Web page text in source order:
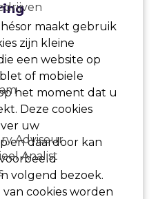
Adviseur
Analist
maakt gebruik
zijn kleine
een website op
of mobiele
het moment dat u
Deze cookies
uw
en daardoor kan
volgend bezoek.
cookies worden